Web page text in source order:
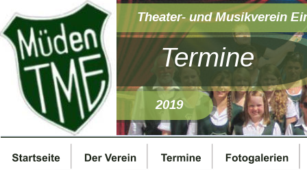
2019
Termine
Theater- und Musikverein